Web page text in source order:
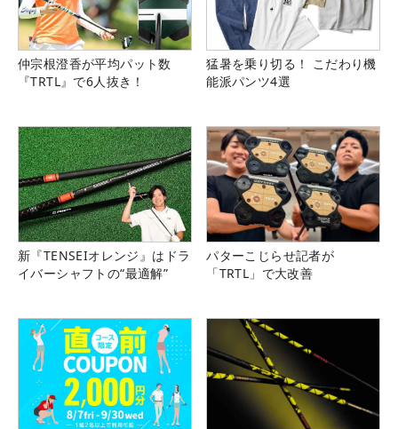
仲宗根澄香が平均パット数
『TRTL』で6人抜き！
猛暑を乗り切る！ こだわり機
能派パンツ4選
新『TENSEIオレンジ』はドラ
イバーシャフトの“最適解”
パターこじらせ記者が
「TRTL」で大改善